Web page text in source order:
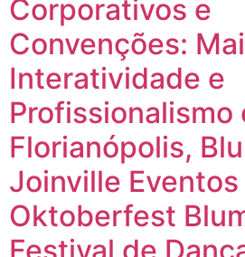
Corporativos e
Convenções:
Interatividade e
Profissionalismo
Florianópolis,
Joinville Eventos
Oktoberfest
Festival de